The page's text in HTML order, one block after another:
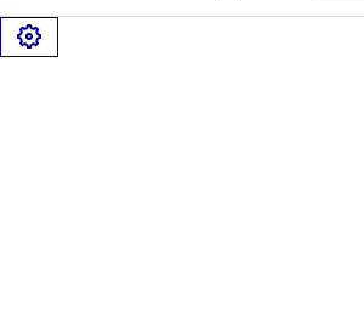
Gérer les cookies